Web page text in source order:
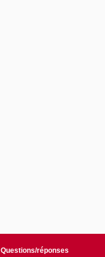
Questions/réponses